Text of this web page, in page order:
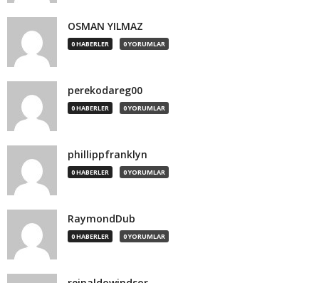
OSMAN YILMAZ
0 HABERLER 0 YORUMLAR
perekodareg00
0 HABERLER 0 YORUMLAR
phillippfranklyn
0 HABERLER 0 YORUMLAR
RaymondDub
0 HABERLER 0 YORUMLAR